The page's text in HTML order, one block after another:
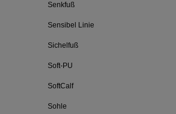
Senkfuß
Sensibel Linie
Sichelfuß
Soft-PU
SoftCalf
Sohle